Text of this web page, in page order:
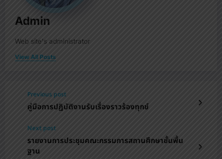
Admin
Web site's administrator
View All Posts
Previous post
คู่มือการปฏิบัติงานรับเรื่องราวร้องทุกข์
Next post
รายงานการประชุมคณะกรรมการสถานศึกษาขั้นพื้น
ฐาน